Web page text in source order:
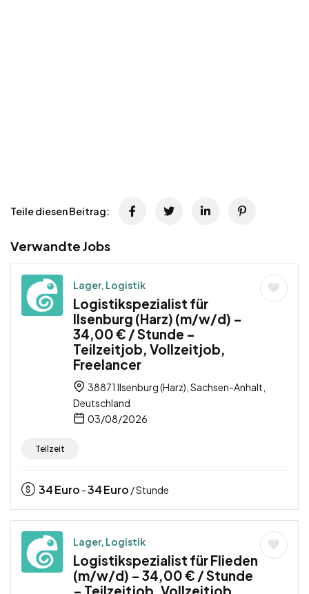
Teile diesen Beitrag:
Verwandte Jobs
Lager, Logistik
Logistikspezialist für
Ilsenburg (Harz) (m/w/d) –
34,00 € / Stunde –
Teilzeitjob, Vollzeitjob,
Freelancer
38871 Ilsenburg (Harz), Sachsen-Anhalt,
Deutschland
03/08/2026
Teilzeit
34Euro -34Euro / Stunde
Lager, Logistik
Logistikspezialist für Flieden
(m/w/d) – 34,00 € / Stunde